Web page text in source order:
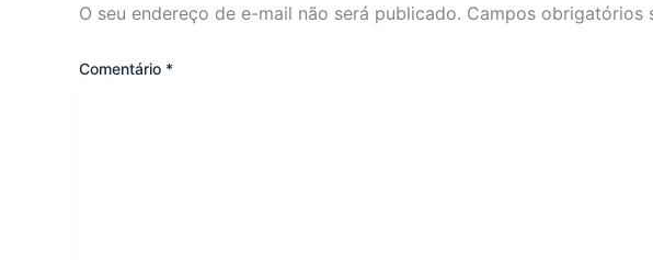
O seu endereço de e-mail não será publicado. Campos obrigatórios
Comentário *